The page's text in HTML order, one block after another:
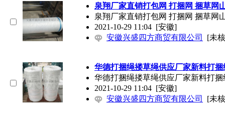
泉翔厂家直销打包网 打捆网 捆草网
泉翔厂家直销打包网 打捆网 捆草网
2021-10-29 11:04 [安徽]
安徽兴盛四方商贸有限公司
[未
华德打捆绳搂草绳供应厂家新料打捆
华德打捆绳搂草绳供应厂家新料打捆
2021-10-29 11:04 [安徽]
安徽兴盛四方商贸有限公司
[未